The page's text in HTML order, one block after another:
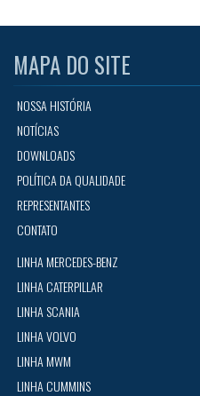
MAPA DO SITE
NOSSA HISTÓRIA
NOTÍCIAS
DOWNLOADS
POLÍTICA DA QUALIDADE
REPRESENTANTES
CONTATO
LINHA MERCEDES-BENZ
LINHA CATERPILLAR
LINHA SCANIA
LINHA VOLVO
LINHA MWM
LINHA CUMMINS